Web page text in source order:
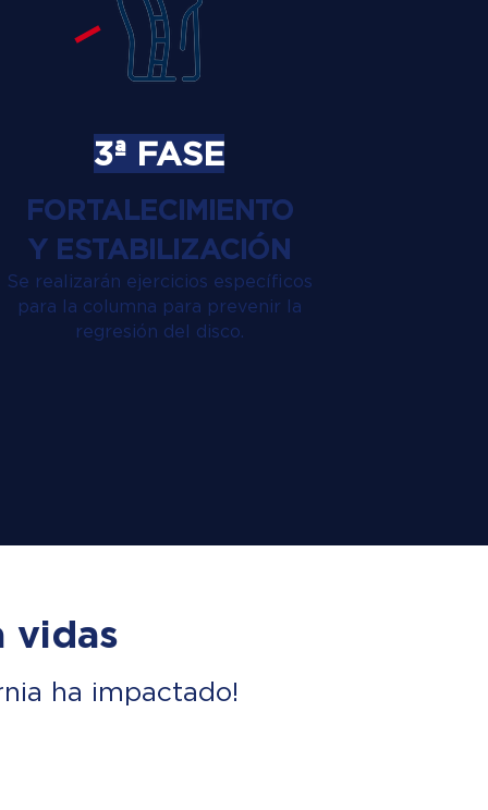
3ª FASE
FORTALECIMIENTO
Y ESTABILIZACIÓN
Se realizarán ejercicios específicos
para la columna para prevenir la
regresión del disco.
vidas
ha impactado!